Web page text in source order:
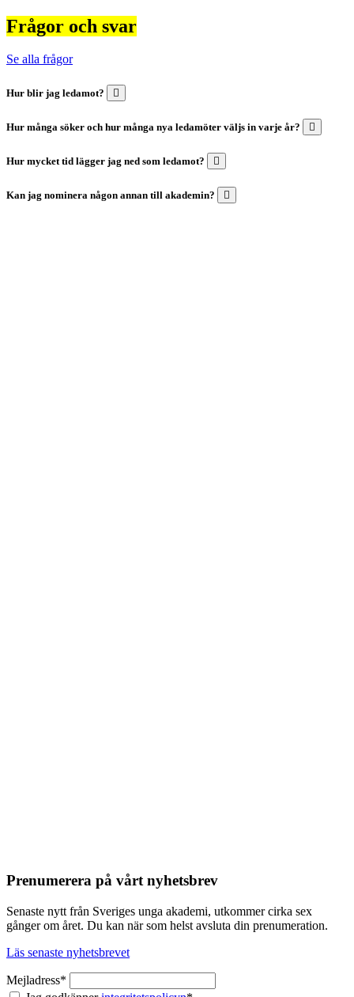
Frågor och svar
Se alla frågor
Hur blir jag ledamot?
Hur många söker och hur många nya ledamöter väljs in varje år?
Hur mycket tid lägger jag ned som ledamot?
Kan jag nominera någon annan till akademin?
Prenumerera på vårt nyhetsbrev
Senaste nytt från Sveriges unga akademi, utkommer cirka sex
gånger om året. Du kan när som helst avsluta din prenumeration.
Läs senaste nyhetsbrevet
Mejladress*